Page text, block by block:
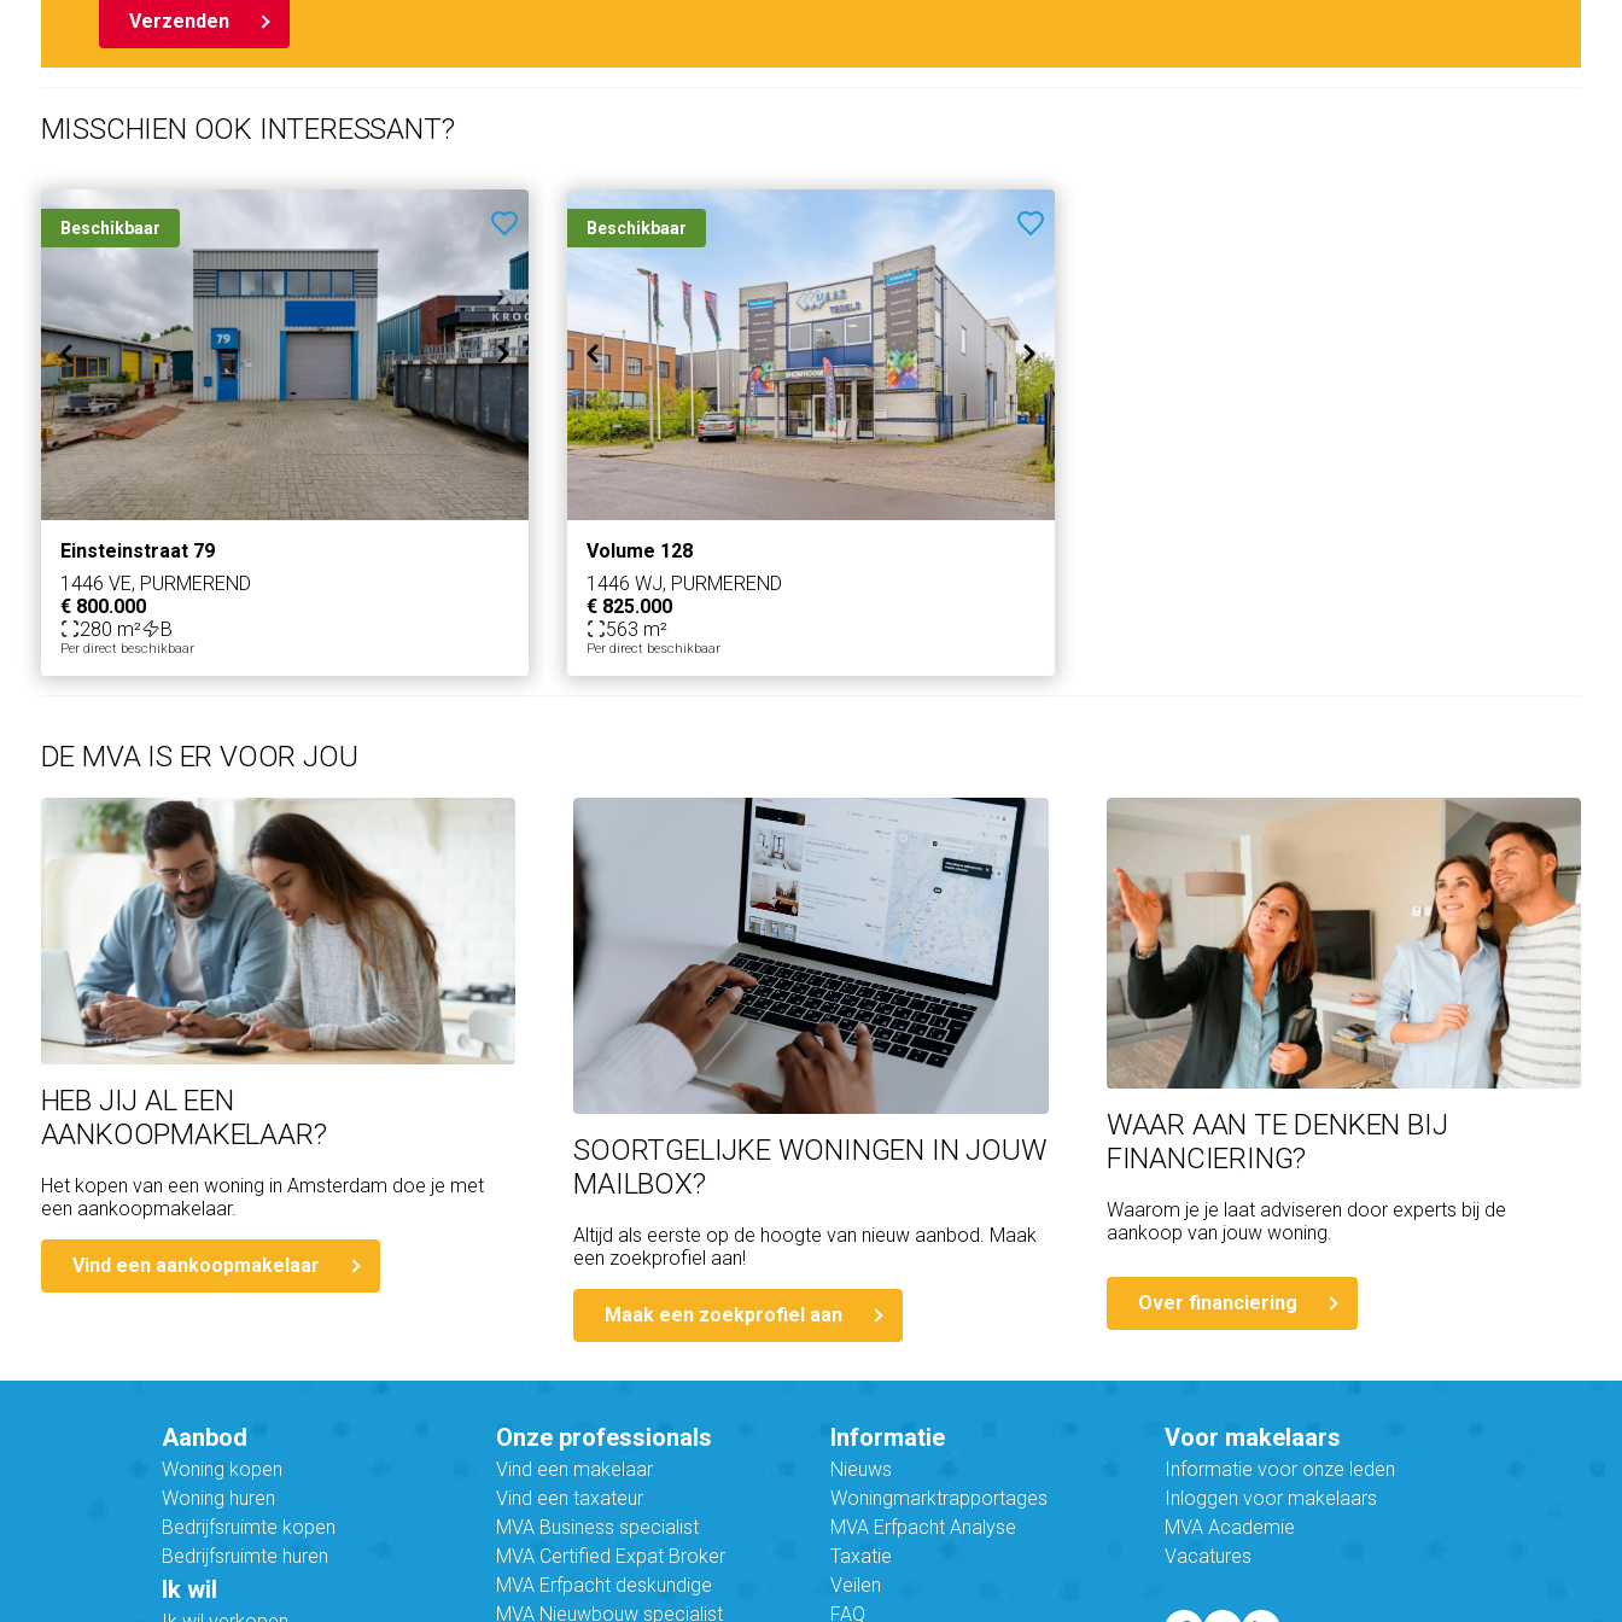
én commerciële potentie komen zelden op de markt.
Het bied een scala aan mogelijkheden welke we graag in overleg met elkaar bespreken, er is een uitgewerkt
plan van een architect aanwezig.
Geheel zal leeg en ontruimd en vrij van huur geleverd kunnen worden.
Vraagverkoop prijs 849.000,-
Overdracht kan snel plaats vinden, uiteraard na definitief akkoord verkoper.
Voorbehoud: Goedkeuring van de eigenaar/opdrachtgever.
Deze informatie is vrijblijvend. Omtrent gegevens en bevindingen wordt geen aansprakelijkheid aanvaard.
Verzenden
MISSCHIEN OOK INTERESSANT?
Beschikbaar
Einsteinstraat 79
1446 VE, PURMEREND
€ 800.000
280 m²
B
Per direct beschikbaar
Beschikbaar
Volume 128
1446 WJ, PURMEREND
€ 825.000
563 m²
Per direct beschikbaar
DE MVA IS ER VOOR JOU
HEB JIJ AL EEN
AANKOOPMAKELAAR?
Het kopen van een woning in Amsterdam doe je met
een aankoopmakelaar.
Vind een aankoopmakelaar
SOORTGELIJKE WONINGEN IN JOUW
MAILBOX?
Altijd als eerste op de hoogte van nieuw aanbod. Maak
een zoekprofiel aan!
Maak een zoekprofiel aan
WAAR AAN TE DENKEN BIJ
FINANCIERING?
Waarom je je laat adviseren door experts bij de
aankoop van jouw woning.
Over financiering
Aanbod
Woning kopen
Woning huren
Bedrijfsruimte kopen
Bedrijfsruimte huren
Ik wil
Onze professionals
Vind een makelaar
Vind een taxateur
MVA Business specialist
MVA Certified Expat Broker
MVA Erfpacht deskundige
MVA Nieuwbouw specialist
Informatie
Nieuws
Woningmarktrapportages
MVA Erfpacht Analyse
Taxatie
Veilen
FAQ
Voor makelaars
Informatie voor onze leden
Inloggen voor makelaars
MVA Academie
Vacatures